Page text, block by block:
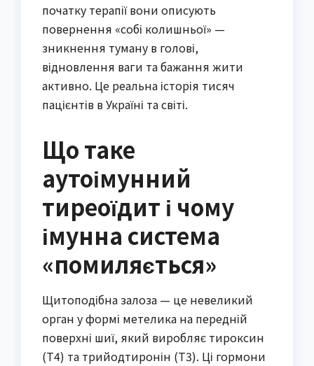
початку терапії вони описують
повернення «собі колишньої» —
зникнення туману в голові,
відновлення ваги та бажання жити
активно. Це реальна історія тисяч
пацієнтів в Україні та світі.
Що таке
аутоімунний
тиреоїдит і чому
імунна система
«помиляється»
Щитоподібна залоза — це невеликий
орган у формі метелика на передній
поверхні шиї, який виробляє тироксин
(Т4) та трийодтиронін (Т3). Ці гормони